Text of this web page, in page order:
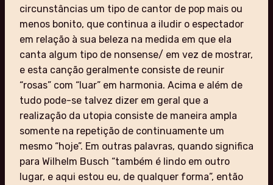
circunstâncias um tipo de cantor de pop mais ou
menos bonito, que continua a iludir o espectador
em relação à sua beleza na medida em que ela
canta algum tipo de nonsense/ em vez de mostrar,
e esta canção geralmente consiste de reunir
“rosas” com “luar” em harmonia. Acima e além de
tudo pode-se talvez dizer em geral que a
realização da utopia consiste de maneira ampla
somente na repetição de continuamente um
mesmo “hoje”. Em outras palavras, quando significa
para Wilhelm Busch “também é lindo em outro
lugar, e aqui estou eu, de qualquer forma”, então